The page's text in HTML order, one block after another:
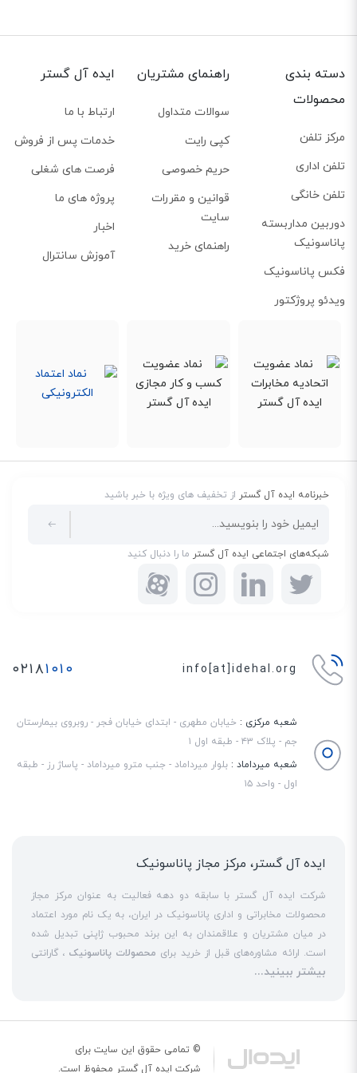
مشخص خاموش کنید و تلفن فقط برای شماره‌های موجود در لیست VIP زنگ بخورد.
انعطاف‌پذیری
تلفن گیگاست CL390 انعطاف‌پذیری بالایی دارد. شما می‌توانید در هر جایی از تلفن
خود استفاده کنید. اگر در آشپزخانه و اتاق خواب خود نیاز به گوشی دارید یا در
CL390، تا 4 عدد قابل افزایش است. بنابراین، دیگر آسوده خاطر باشید که در هر
فناوری سبز ECO DECT
DECT پشتیبانی می‌کند. این تلفن در حالت آماده به کار، هیچ اشعه‌ای ساطع
نمی‌کند. حتی هنگامی که از چندین گوشی استفاده می‌کنید. بیس دستگاه و
حالت ECO DECT را غیر فعال کنید.
دسته بندی
محصولات
مرکز تلفن
تلفن اداری
تلفن خانگی
دوربین مداربسته
پاناسونیک
فکس پاناسونیک
ویدئو پروژکتور
راهنمای مشتریان
سوالات متداول
کپی رایت
حریم خصوصی
قوانین و مقررات
سایت
راهنمای خرید
ایده آل گستر
ارتباط با ما
خدمات پس از فروش
فرصت های شغلی
پروژه های ما
اخبار
آموزش سانترال
خبرنامه ایده آل گستراز تخفیف های ویژه با خبر باشید
شبکه‌های اجتماعی ایده آل گسترما را دنبال کنید
info[at]idehal.org ۰۲۱۸۱۰۱۰
شعبه مرکزی : خیابان مطهری - ابتدای خیابان فجر - روبروی بیمارستان
جم - پلاک ۴۳ - طبقه اول ۱
شعبه میرداماد : بلوار میرداماد - جنب مترو میرداماد - پاساژ رز - طبقه
اول - واحد ۱۵
ایده آل گستر، مرکز مجاز پاناسونیک
شرکت ایده آل گستر با سابقه دو دهه فعالیت به عنوان مرکز مجاز
محصولات مخابراتی و اداری پاناسونیک در ایران، به یک نام مورد اعتماد
در میان مشتریان و علاقمندان به این برند محبوب ژاپنی تبدیل شده
است. ارائه مشاوره‌های قبل از خرید برایمحصولات پاناسونیک، گارانتی
18 ماهه معتبر و شرکتی برای کلیه محصولات عرضه شده و تعهد کامل
انواع مراکز
سانترال
است. این مهم با اتکا به تکنسین‌های فنی و مجرب
که در ایننمایندگی سانترال پاناسونیک حاضر هستند، حاصل می‌شود. به
بیشتر ببینید...
© تمامی حقوق این سایت برای
شرکتایده آل گسترمحفوظ است.